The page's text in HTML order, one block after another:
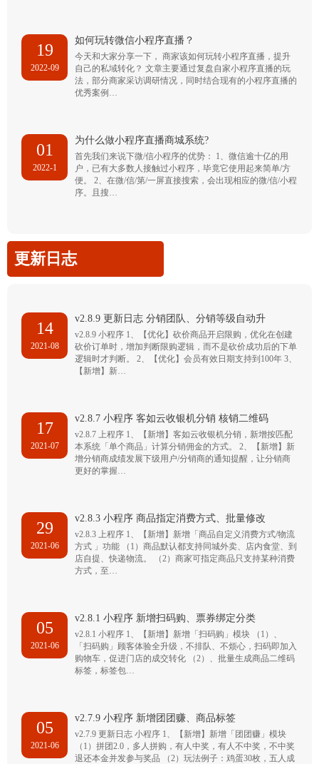
19
2022-09
如何玩转微信小程序直播？
今天和大家分享一下， 商家该如何玩转小程序直播，提升
自己的私域转化？ 文章主要通过复盘自家小程序直播的玩
法，部分商家采访调研情况，同时结合现有的小程序直播的
优秀案例…
01
2022-1
为什么做小程序直播商城系统?
首先我们来说下微/信小程序的优势： 1、微信逾十亿的用
户，已有大多数人接触过小程序，毕竟它使用起来简单/方
便。 2、在微/信/第/一屏直接搜索，会出现相应的微/信/小程
序。且搜…
更新日志
14
2021-08
v2.8.9 更新日志 分销团队、分销等级自动升
v2.8.9 小程序 1、【优化】砍价商品开启限购，优化在创建
砍价订单时，增加判断限购逻辑，而不是砍价成功后的下单
逻辑时才判断。 2、【优化】会员有效日期支持到100年 3、
【新增】新…
17
2021-07
v2.8.7 小程序 客如云收银机分销 核销二维码
v2.8.7 上程序 1、【新增】客如云收银机分销，新增按匹配
本系统「单个商品」计算分销佣金的方式。 2、【新增】新
增分销商成绩发展下级用户/分销商的通知提醒，让分销商
更好的掌握…
29
2021-06
v2.8.3 小程序 商品指定消费方式、批量修改
v2.8.3 上程序 1、【新增】新增「商品自定义消费方式/物流
方式 」功能 （1）商品默认都支持同城外卖、店内食堂、到
店自提、快递物流。 （2）商家可指定商品只支持某种消费
方式，至…
05
2021-06
v2.8.1 小程序 新增扫码购、票券绑定分类
v2.8.1 小程序 1、【新增】新增「扫码购」模块 （1）、
「扫码购」顾客体验全升级，不排队、不烦心，扫码即加入
购物车，促进门店的成交转化 （2）、批量生成商品二维码
标签，标签包…
05
2021-06
v2.7.9 小程序 新增团团赚、商品标签
v2.7.9 更新日志 小程序 1、【新增】新增「团团赚」模块
（1）拼团2.0，多人拼购，有人中奖，有人不中奖，不中奖
退还本金并发参与奖品 （2）玩法例子：鸡蛋30枚，五人成